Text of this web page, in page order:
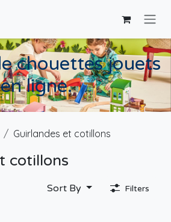
chouettes jouets
en ligne.
Guirlandes et cotillons
cotillons
Sort By Filters